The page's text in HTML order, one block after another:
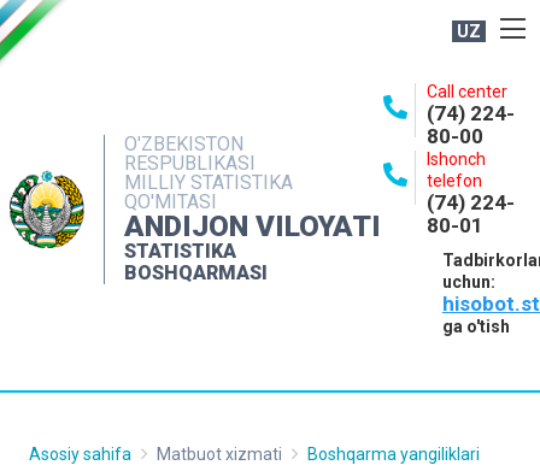
UZ
O'ZBEKISTON
RESPUBLIKASI
MILLIY STATISTIKA
QO'MITASI
ANDIJON VILOYATI
STATISTIKA
BOSHQARMASI
Call center
(74) 224-
80-00
Ishonch
telefon
(74) 224-
80-01
uchun:
ga o'tish
NASHRLAR
INTERAKTIV XIZMATLAR
MATBUOT XIZMATI
MUROJAATLAR
Asosiy sahifa Matbuot xizmati Boshqarma yangiliklari